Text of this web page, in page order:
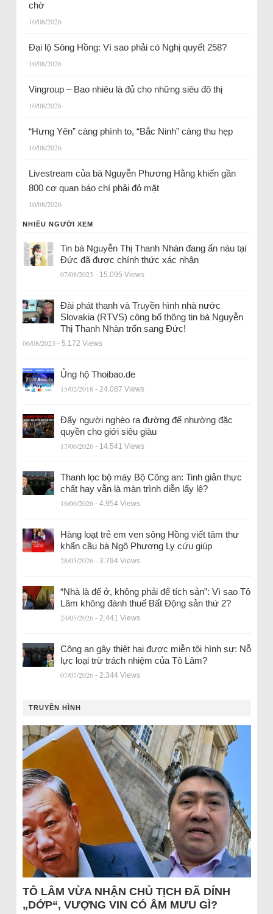
chờ
10/08/2026
Đại lộ Sông Hồng: Vì sao phải có Nghị quyết 258?
10/08/2026
Vingroup – Bao nhiêu là đủ cho những siêu đô thị
10/08/2026
“Hưng Yên” càng phình to, “Bắc Ninh” càng thu hẹp
10/08/2026
Livestream của bà Nguyễn Phương Hằng khiến gần
800 cơ quan báo chí phải đỏ mặt
10/08/2026
NHIỀU NGƯỜI XEM
Tin bà Nguyễn Thị Thanh Nhàn đang ẩn náu tại
Đức đã được chính thức xác nhận
07/08/2023 - 15.095 Views
Đài phát thanh và Truyền hình nhà nước
Slovakia (RTVS) công bố thông tin bà Nguyễn
Thị Thanh Nhàn trốn sang Đức!
06/08/2023 - 5.172 Views
Ủng hộ Thoibao.de
15/02/2018 - 24.087 Views
Đẩy người nghèo ra đường để nhường đặc
quyền cho giới siêu giàu
17/06/2026 - 14.541 Views
Thanh lọc bộ máy Bộ Công an: Tinh giản thực
chất hay vẫn là màn trình diễn lấy lệ?
16/06/2026 - 4.954 Views
Hàng loạt trẻ em ven sông Hồng viết tâm thư
khẩn cầu bà Ngô Phương Ly cứu giúp
28/05/2026 - 3.794 Views
“Nhà là để ở, không phải để tích sản”: Vì sao Tô
Lâm không đánh thuế Bất Động sản thứ 2?
24/05/2026 - 2.441 Views
Công an gây thiệt hại được miễn tội hình sự: Nỗ
lực loại trừ trách nhiệm của Tô Lâm?
07/07/2026 - 2.344 Views
TRUYỀN HÌNH
TÔ LÂM VỪA NHẬN CHỦ TỊCH ĐÃ DÍNH
„DỚP“, VƯỢNG VIN CÓ ÂM MƯU GÌ?